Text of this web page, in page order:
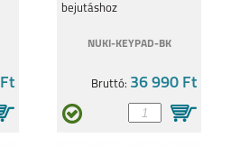
bejutáshoz
NUKI-KEYPAD-BK
Bruttó: 36 990 Ft